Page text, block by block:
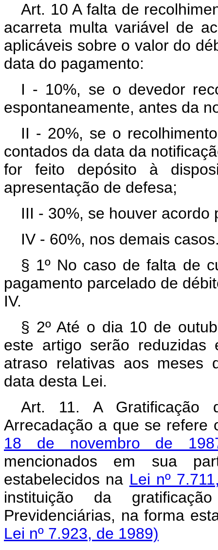
Art. 10 A falta de
acarreta multa variável de
aplicáveis sobre o valor do
data do pagamento:
I - 10%, se o devedor
espontaneamente, antes da
II - 20%, se o
contados da data da
for feito depósito à
apresentação de defesa;
III - 30%, se houver acordo
IV - 60%, nos demais
§ 1º No caso de falta de
pagamento parcelado de
IV.
§ 2º Até o dia 10 de
este artigo serão
atraso relativas aos meses
data desta Lei.
Art. 11. A Gratificação
Arrecadação a que se refere
18 de novembro de
mencionados em sua
estabelecidos na Lei nº
instituição da
Previdenciárias, na forma
Lei nº 7.923, de 1989)